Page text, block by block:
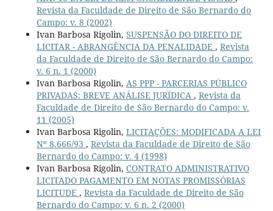
Revista da Faculdade de Direito de São Bernardo do
Campo: v. 8 (2002)
Ivan Barbosa Rigolin, SUSPENSÃO DO DIREITO DE
LICITAR - ABRANGÊNCIA DA PENALIDADE , Revista
da Faculdade de Direito de São Bernardo do Campo:
v. 6 n. 1 (2000)
Ivan Barbosa Rigolin, AS PPP - PARCERIAS PÚBLICO
PRIVADAS: BREVE ANÁLISE JURÍDICA , Revista da
Faculdade de Direito de São Bernardo do Campo: v.
11 (2005)
Ivan Barbosa Rigolin, LICITAÇÕES: MODIFICADA A LEI
Nº 8.666/93 , Revista da Faculdade de Direito de São
Bernardo do Campo: v. 4 (1998)
Ivan Barbosa Rigolin, CONTRATO ADMINISTRATIVO
LICITADO PAGAMENTO EM NOTAS PROMISSÓRIAS
LICITUDE , Revista da Faculdade de Direito de São
Bernardo do Campo: v. 6 n. 2 (2000)